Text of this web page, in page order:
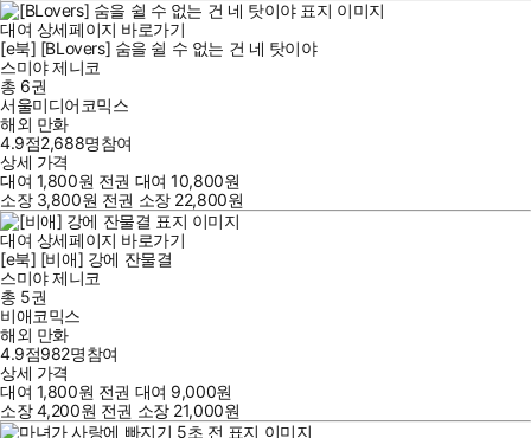
대여 상세페이지 바로가기
[e북] [BLovers] 숨을 쉴 수 없는 건 네 탓이야
스미야 제니코
총 6권
서울미디어코믹스
해외 만화
4.9점2,688명참여
상세 가격
대여 1,800원 전권 대여10,800원
소장 3,800원 전권 소장 22,800원
대여 상세페이지 바로가기
[e북] [비애] 강에 잔물결
스미야 제니코
총 5권
비애코믹스
해외 만화
4.9점982명참여
상세 가격
대여 1,800원 전권 대여 9,000원
소장4,200원 전권 소장 21,000원